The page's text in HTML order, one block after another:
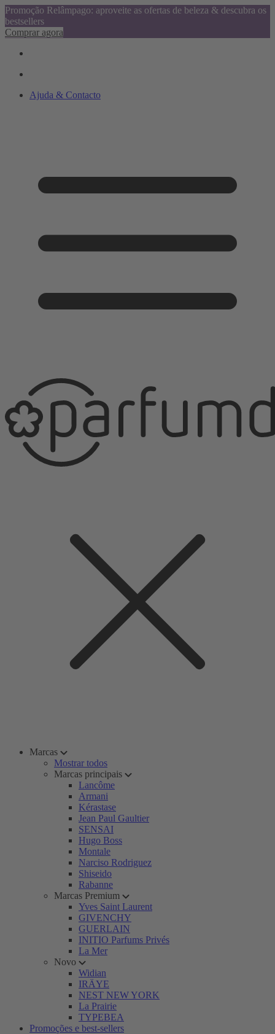
Promoção Relâmpago: aproveite as ofertas de beleza & descubra os
bestsellers
Comprar agora
Ajuda & Contacto
Marcas
Mostrar todos
Marcas principais
Lancôme
Armani
Kérastase
Jean Paul Gaultier
SENSAI
Hugo Boss
Montale
Narciso Rodriguez
Shiseido
Rabanne
Marcas Premium
Yves Saint Laurent
GIVENCHY
GUERLAIN
INITIO Parfums Privés
La Mer
Novo
Widian
IRÄYE
NEST NEW YORK
La Prairie
TYPEBEA
Promoções e best-sellers